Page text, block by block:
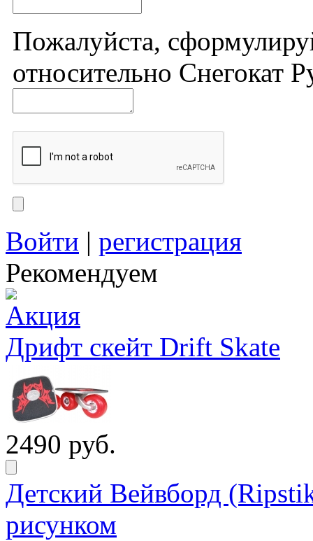
Пожалуйста,
относительно Снегокат
Войти | регистрация
Рекомендуем
Дрифт скейт Drift Skate
2490 руб.
Детский Вейвборд
рисунком